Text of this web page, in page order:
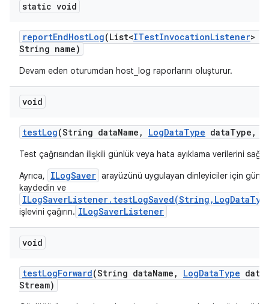
static void
reportEndHostLog(List<ITestInvocationListener>
String name)
Devam eden oturumdan host_log raporlarını oluşturur.
void
testLog(String dataName , LogDataType dataType ,
Test çağrısından ilişkili günlük veya hata ayıklama verilerini
Ayrıca,
ILogSaver arayüzünü uygulayan dinleyiciler için
kaydedin ve
işlevini çağırın. ILogSaverListener
void
testLogForward(String dataName , LogDataType data
Stream)